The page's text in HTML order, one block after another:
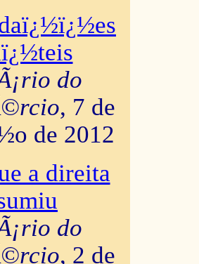
do
, 7 de
de 2012
a direita
do
, 2 de